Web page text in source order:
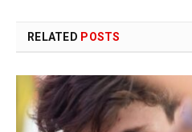
RELATED POSTS